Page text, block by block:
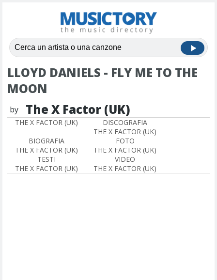
LLOYD DANIELS - FLY ME TO THE
MOON
by The X Factor (UK)
THE X FACTOR (UK)
DISCOGRAFIA
THE X FACTOR (UK)
BIOGRAFIA
THE X FACTOR (UK)
FOTO
THE X FACTOR (UK)
TESTI
THE X FACTOR (UK)
VIDEO
THE X FACTOR (UK)